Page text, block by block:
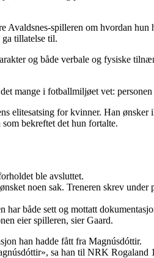
spilleren om hvordan
tillatelse til.
og både verbale og fysiske
mange i fotballmiljøet vet:
for kvinner. Han ønsker
bekreftet det hun fortalte.
ble avsluttet.
noen sak. Treneren skrev
både sett og mottatt
eier spilleren, sier Gaard.
han hadde fått fra Magnúsdóttir.
sa han til NRK Rogaland